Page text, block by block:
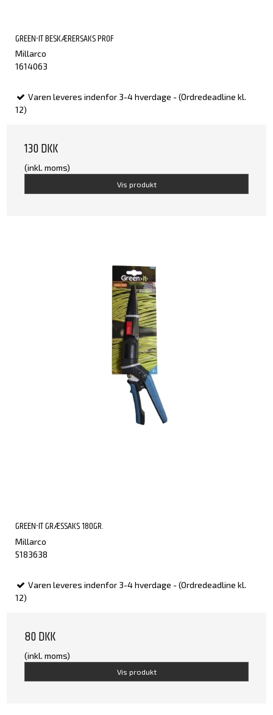
GREEN-IT BESKÆRERSAKS PROF
Millarco
1614063
Varen leveres indenfor 3-4 hverdage - (Ordredeadline kl.
12)
130 DKK
(inkl. moms)
Vis produkt
GREEN-IT GRÆSSAKS 180GR.
Millarco
5183638
Varen leveres indenfor 3-4 hverdage - (Ordredeadline kl.
12)
80 DKK
(inkl. moms)
Vis produkt